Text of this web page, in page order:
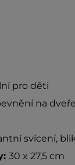
pro děti
na
svícení,
30 x 27,5 cm